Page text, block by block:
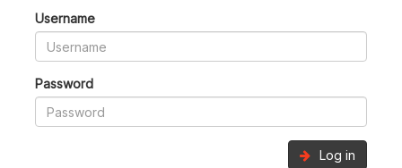
Username
Password
Log in